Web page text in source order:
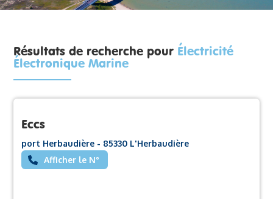
Résultats de recherche pour Électricité
Électronique Marine
Eccs
port Herbaudière - 85330 L'Herbaudière
Afficher le N°